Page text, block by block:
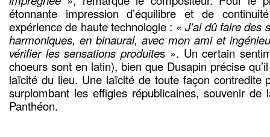
étonnante impression d’équilibre et de
expérience de haute technologie : «J’ai dû faire des
harmoniques, en binaural, avec mon ami et
vérifier les sensations produites ». Un certain
choeurs sont en latin), bien que Dusapin précise
laïcité du lieu. Une laïcité de toute façon contredite
surplombant les effigies républicaines, souvenir de
Panthéon.